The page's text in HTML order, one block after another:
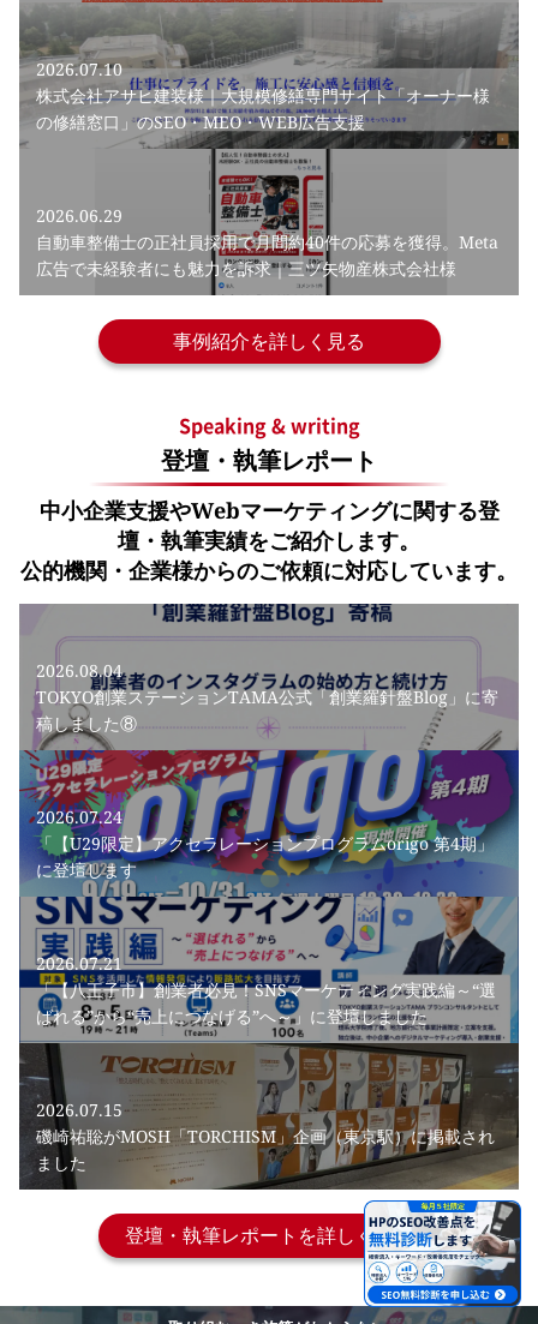
2026.07.10
株式会社アサヒ建装様｜大規模修繕専門サイト「オーナー様
の修繕窓口」のSEO・MEO・WEB広告支援
2026.06.29
自動車整備士の正社員採用で月間約40件の応募を獲得。Meta
広告で未経験者にも魅力を訴求｜三ツ矢物産株式会社様
事例紹介を詳しく見る
Speaking & writing
登壇・執筆レポート
中小企業支援やWebマーケティングに関する登
壇・執筆実績をご紹介します。
公的機関・企業様からのご依頼に対応しています。
2026.08.04
TOKYO創業ステーションTAMA公式「創業羅針盤Blog」に寄
稿しました⑧
2026.07.24
「【U29限定】アクセラレーションプログラムorigo 第4期」
に登壇します
2026.07.21
「【八王子市】創業者必見！SNSマーケティング実践編～“選
ばれる”から“売上につなげる”へ～」に登壇しました
2026.07.15
磯崎祐聡がMOSH「TORCHISM」企画（東京駅）に掲載され
ました
登壇・執筆レポートを詳しく見る